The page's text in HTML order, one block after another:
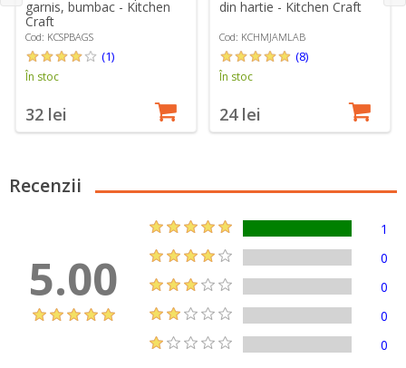
garnis, bumbac - Kitchen
Craft
Cod: KCSPBAGS
(1)
În stoc
32 lei
din hartie - Kitchen Craft
Cod: KCHMJAMLAB
(8)
În stoc
24 lei
Recenzii
5.00
1
0
0
0
0